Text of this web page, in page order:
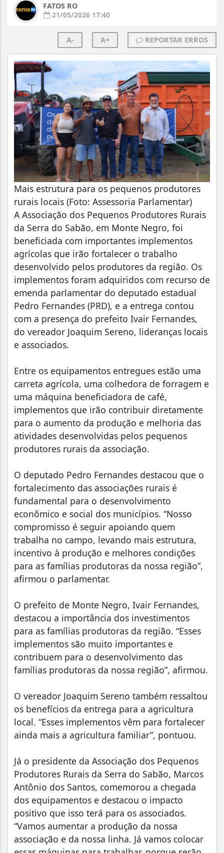
FATOS RO
21/05/2026 17:40
A- A+ REPORTAR ERROS
Mais estrutura para os pequenos produtores
rurais locais (Foto: Assessoria Parlamentar)
A Associação dos Pequenos Produtores Rurais
da Serra do Sabão, em Monte Negro, foi
beneficiada com importantes implementos
agrícolas que irão fortalecer o trabalho
desenvolvido pelos produtores da região. Os
implementos foram adquiridos com recurso de
emenda parlamentar do deputado estadual
Pedro Fernandes (PRD), e a entrega contou
com a presença do prefeito Ivair Fernandes,
do vereador Joaquim Sereno, lideranças locais
e associados.
Entre os equipamentos entregues estão uma
carreta agrícola, uma colhedora de forragem e
uma máquina beneficiadora de café,
implementos que irão contribuir diretamente
para o aumento da produção e melhoria das
atividades desenvolvidas pelos pequenos
produtores rurais da associação.
O deputado Pedro Fernandes destacou que o
fortalecimento das associações rurais é
fundamental para o desenvolvimento
econômico e social dos municípios. “Nosso
compromisso é seguir apoiando quem
trabalha no campo, levando mais estrutura,
incentivo à produção e melhores condições
para as famílias produtoras da nossa região”,
afirmou o parlamentar.
O prefeito de Monte Negro, Ivair Fernandes,
destacou a importância dos investimentos
para as famílias produtoras da região. “Esses
implementos são muito importantes e
contribuem para o desenvolvimento das
famílias produtoras da nossa região”, afirmou.
O vereador Joaquim Sereno também ressaltou
os benefícios da entrega para a agricultura
local. “Esses implementos vêm para fortalecer
ainda mais a agricultura familiar”, pontuou.
Já o presidente da Associação dos Pequenos
Produtores Rurais da Serra do Sabão, Marcos
Antônio dos Santos, comemorou a chegada
dos equipamentos e destacou o impacto
positivo que isso terá para os associados.
“Vamos aumentar a produção da nossa
associação e da nossa linha. Já vamos colocar